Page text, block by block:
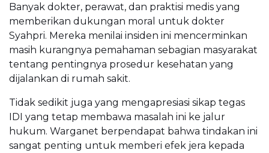
Banyak dokter, perawat, dan praktisi medis yang
memberikan dukungan moral untuk dokter
Syahpri. Mereka menilai insiden ini mencerminkan
masih kurangnya pemahaman sebagian masyarakat
tentang pentingnya prosedur kesehatan yang
dijalankan di rumah sakit.
Tidak sedikit juga yang mengapresiasi sikap tegas
IDI yang tetap membawa masalah ini ke jalur
hukum. Warganet berpendapat bahwa tindakan ini
sangat penting untuk memberi efek jera kepada